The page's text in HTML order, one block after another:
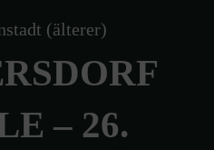
(älterer)
– 26.